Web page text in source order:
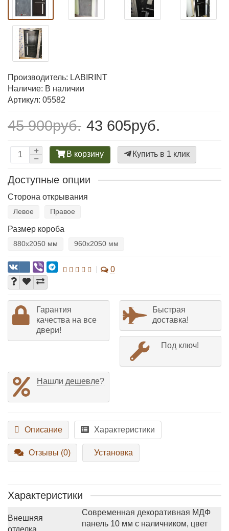
Производитель: LABIRINT
Наличие: В наличии
Артикул: 05582
45 900руб. 43 605руб.
В корзину Купить в 1 клик
Доступные опции
Сторона открывания
Левое Правое
Размер короба
880х2050 мм 960х2050 мм
0
Гарантия
качества на все
двери!
Быстрая
доставка!
Под ключ!
Нашли дешевле?
Описание Характеристики
Отзывы (0) Установка
Характеристики
Внешняя
отделка
Современная декоративная МДФ
панель 10 мм с наличником, цвет